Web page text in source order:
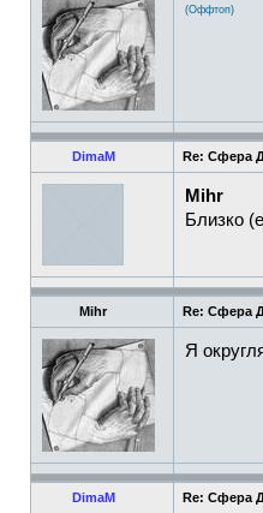
(Оффтоп)
DimaM Re: Сфера
Mihr
Близко
Mihr Re: Сфера
Я
DimaM Re: Сфера